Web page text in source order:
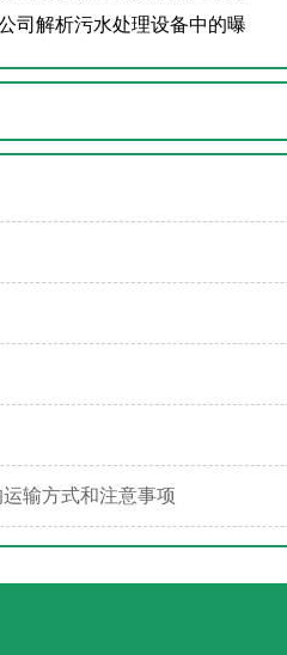
司解析污水处理设备中的曝
输方式和注意事项